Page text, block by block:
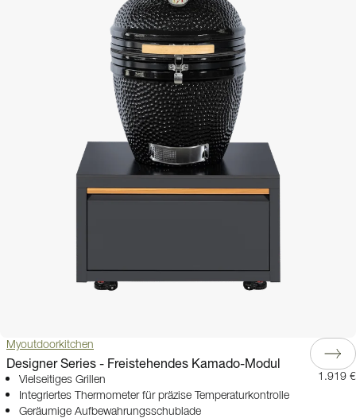
Myoutdoorkitchen
Designer Series - Freistehendes Kamado-Modul
Vielseitiges Grillen
Integriertes Thermometer für präzise Temperaturkontrolle
Geräumige Aufbewahrungsschublade
1.919 €